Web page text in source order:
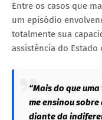
Entre os casos que
um episódio
totalmente sua
assistência do Estado
“Mais do que
me ensinou
diante da